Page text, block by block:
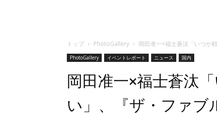
トップ PhotoGallery 岡田准一×福士蒼汰「いつか
PhotoGallery イベントレポート ニュース 国内
岡田准一×福士蒼汰
い」、『ザ・ファブ